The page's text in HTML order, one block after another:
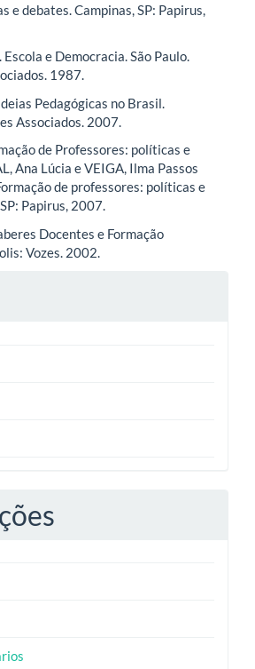
e debates. Campinas, SP: Papirus,
e Democracia. São Paulo.
1987.
Pedagógicas no Brasil.
Associados. 2007.
de Professores: políticas e
Ana Lúcia e VEIGA, Ilma Passos
de professores: políticas e
Papirus, 2007.
Docentes e Formação
Vozes. 2002.